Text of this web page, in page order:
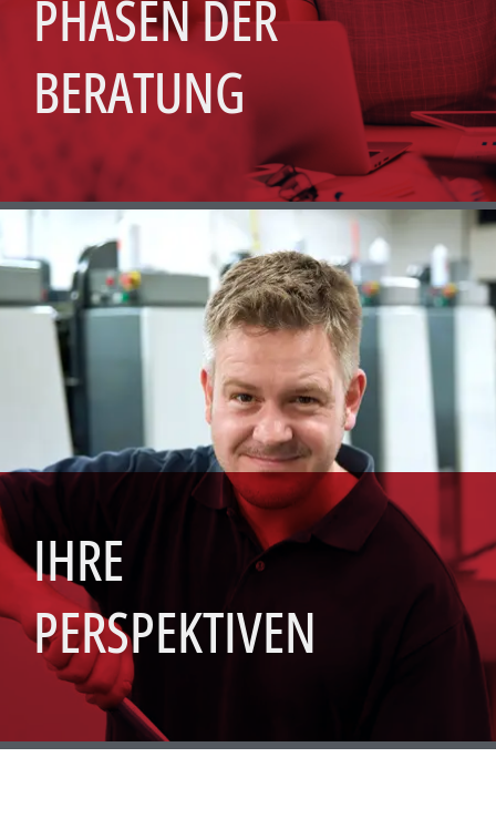
PHASEN DER
BERATUNG
IHRE
PERSPEKTIVEN
IHRE
PERSPEKTIVEN
Aus langjähriger Erfahrung haben wir
Beratungspakete geschnürt, die auf den
jeweiligen Bedarf zugeschnitten sind.